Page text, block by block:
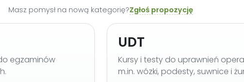
Masz pomysł na nową kategorię?Zgłoś propozycję
egzaminów
UDT
Kursy i testy do uprawnień
m.in. wózki, podesty, suwnice i